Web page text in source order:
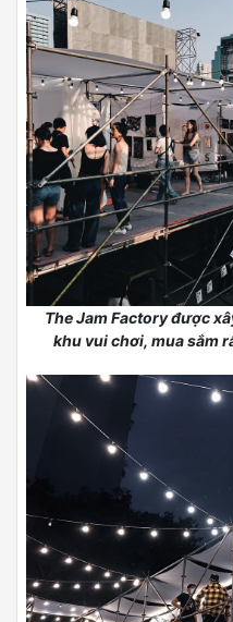
The Jam Factory được
khu vui chơi, mua sắm